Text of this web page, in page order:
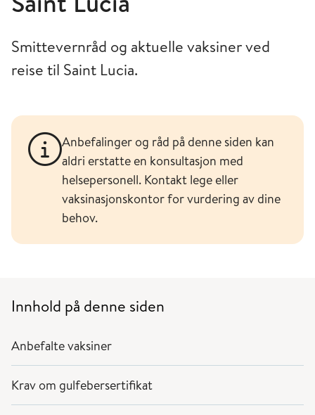
Smittevernråd og aktuelle vaksiner ved
reise til Saint Lucia.
Anbefalinger og råd på denne siden kan
aldri erstatte en konsultasjon med
helsepersonell. Kontakt lege eller
vaksinasjonskontor for vurdering av dine
behov.
Innhold på denne siden
Anbefalte vaksiner
Krav om gulfebersertifikat